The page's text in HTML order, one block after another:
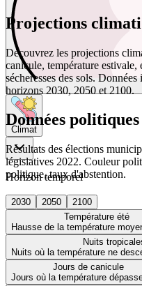
Climat
Horizon temporel
2030 2050
2100
Température été
Hausse de la température
Nuits
Nuits où la température ne
Jours de canicule
Jours où la température
Projections
Découvrez les projections
canicule, température
sécheresses des sols.
horizons 2030, 2050 et 2100.
Données politiques
Résultats des élections
législatives 2022. Couleur
politique, taux d'abstention.